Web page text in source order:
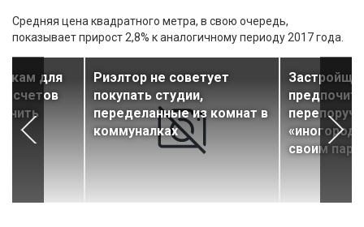
Средняя цена квадратного метра, в свою очередь,
показывает прирост 2,8% к аналогичному периоду 2017 года.
для
счетов
Риэлтор не советует
покупать студии,
переделанные из комнат в
коммуналках
своим